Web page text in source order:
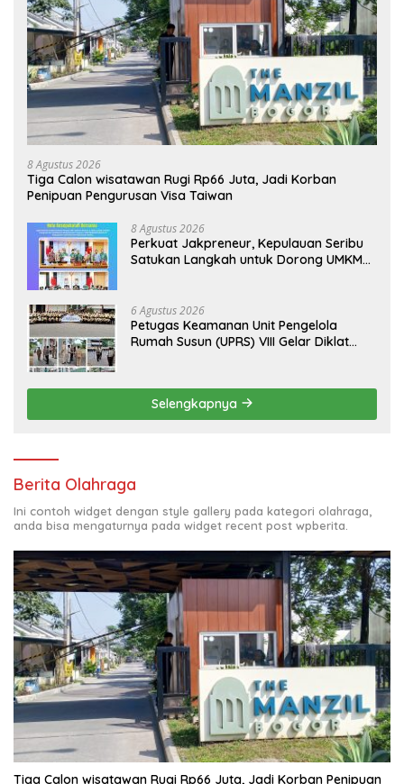
8 Agustus 2026
Tiga Calon wisatawan Rugi Rp66 Juta, Jadi Korban
Penipuan Pengurusan Visa Taiwan
8 Agustus 2026
Perkuat Jakpreneur, Kepulauan Seribu
Satukan Langkah untuk Dorong UMKM
6 Agustus 2026
Petugas Keamanan Unit Pengelola
Rumah Susun (UPRS) VIII Gelar Diklat
Bhabinkamtibmas Polda Metro Jaya*
Selengkapnya
Berita Olahraga
Ini contoh widget dengan style gallery pada kategori olahraga,
anda bisa mengaturnya pada widget recent post wpberita.
Tiga Calon wisatawan Rugi Rp66 Juta, Jadi Korban Penipuan